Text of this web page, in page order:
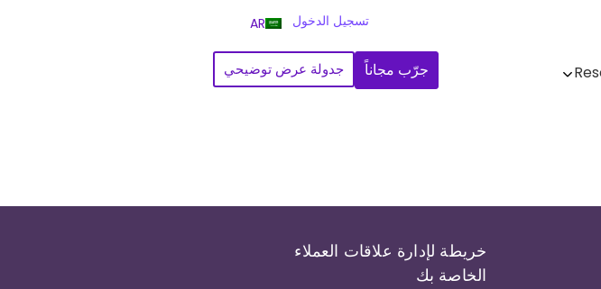
تسجيل الدخول AR
جرّب مجاناً جدولة عرض توضيحي
خريطة لإدارة علاقات العملاء
الخاصة بك